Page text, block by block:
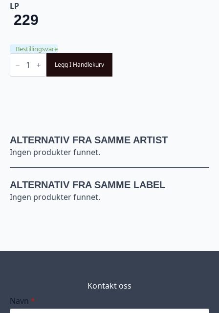
LP
229
Bestillingsvare
Slowhand
-
Legg I Handlekurv
ALTERNATIV FRA SAMME ARTIST
Ingen produkter funnet.
ALTERNATIV FRA SAMME LABEL
Ingen produkter funnet.
Kontakt oss
Navn *